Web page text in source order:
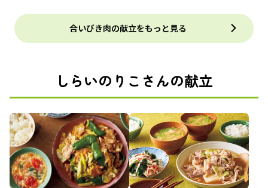
合いびき肉の献立をもっと見る
しらいのりこさんの献立